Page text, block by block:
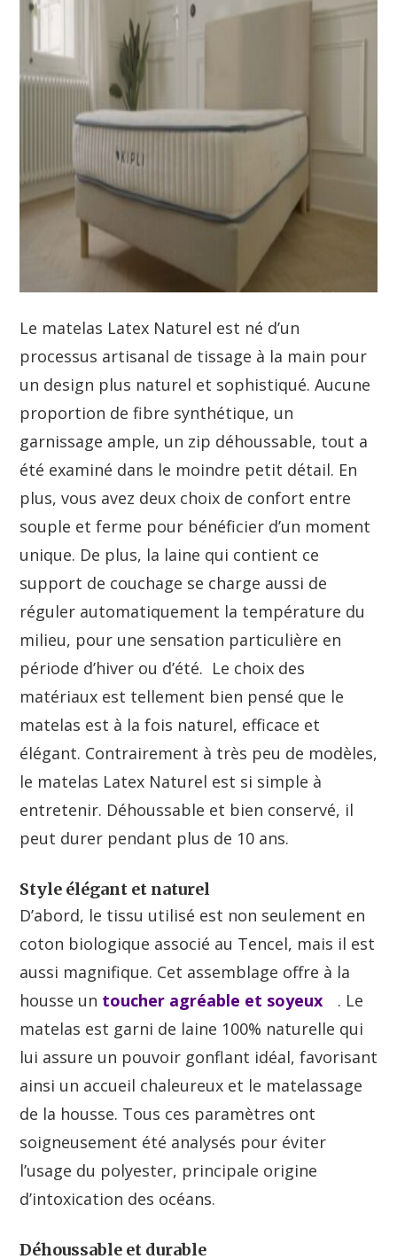
Le matelas Latex Naturel est né d’un
processus artisanal de tissage à la main pour
un design plus naturel et sophistiqué. Aucune
proportion de fibre synthétique, un
garnissage ample, un zip déhoussable, tout a
été examiné dans le moindre petit détail. En
plus, vous avez deux choix de confort entre
souple et ferme pour bénéficier d’un moment
unique. De plus, la laine qui contient ce
support de couchage se charge aussi de
réguler automatiquement la température du
milieu, pour une sensation particulière en
période d’hiver ou d’été. Le choix des
matériaux est tellement bien pensé que le
matelas est à la fois naturel, efficace et
élégant. Contrairement à très peu de modèles,
le matelas Latex Naturel est si simple à
entretenir. Déhoussable et bien conservé, il
peut durer pendant plus de 10 ans.
Style élégant et naturel
D’abord, le tissu utilisé est non seulement en
coton biologique associé au Tencel, mais il est
aussi magnifique. Cet assemblage offre à la
housse un toucher agréable et soyeux
. Le
matelas est garni de laine 100% naturelle qui
lui assure un pouvoir gonflant idéal, favorisant
ainsi un accueil chaleureux et le matelassage
de la housse. Tous ces paramètres ont
soigneusement été analysés pour éviter
l’usage du polyester, principale origine
d’intoxication des océans.
Déhoussable et durable